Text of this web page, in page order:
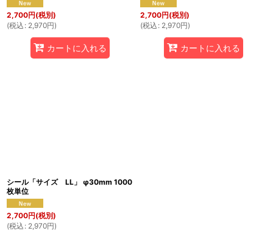
2,700円(税別)
(税込 : 2,970円)
カートに入れる
2,700円(税別)
(税込 : 2,970円)
カートに入れる
シール「サイズ LL」 φ30mm 1000
枚単位
2,700円(税別)
(税込 : 2,970円)